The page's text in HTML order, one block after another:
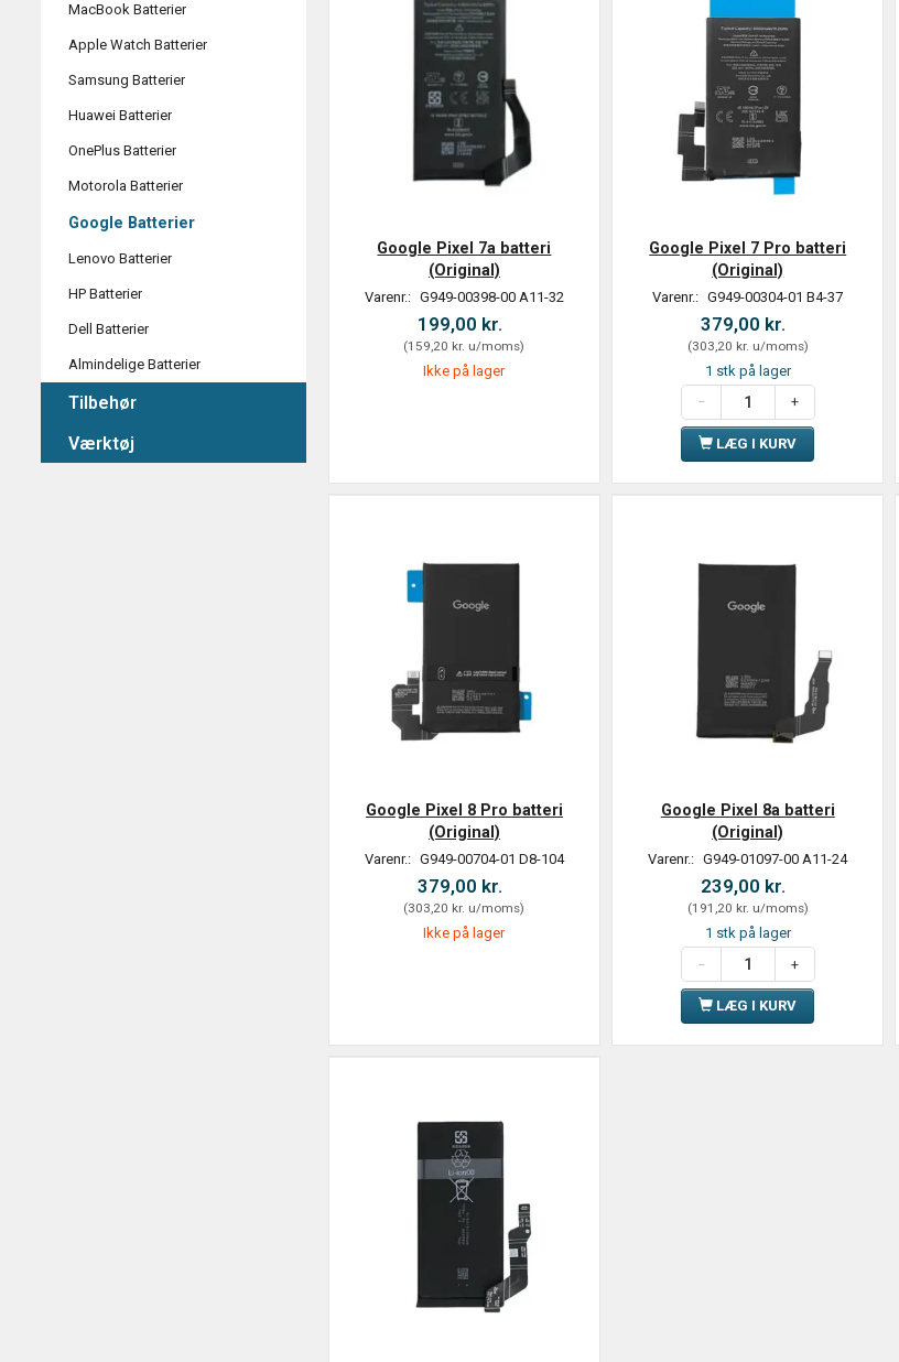
MacBook Batterier
Apple Watch Batterier
Samsung Batterier
Huawei Batterier
OnePlus Batterier
Motorola Batterier
Google Batterier
Lenovo Batterier
HP Batterier
Dell Batterier
Almindelige Batterier
Tilbehør
Værktøj
Google Pixel 7a batteri
(Original)
Varenr.: G949-00398-00 A11-32
199,00 kr.
(159,20 kr. u/moms)
Ikke på lager
Google Pixel 7 Pro batteri
(Original)
Varenr.: G949-00304-01 B4-37
379,00 kr.
(303,20 kr. u/moms)
1 stk på lager
LÆG I KURV
Google Pixel 8 Pro batteri
(Original)
Varenr.: G949-00704-01 D8-104
379,00 kr.
(303,20 kr. u/moms)
Ikke på lager
Google Pixel 8a batteri
(Original)
Varenr.: G949-01097-00 A11-24
239,00 kr.
(191,20 kr. u/moms)
1 stk på lager
LÆG I KURV